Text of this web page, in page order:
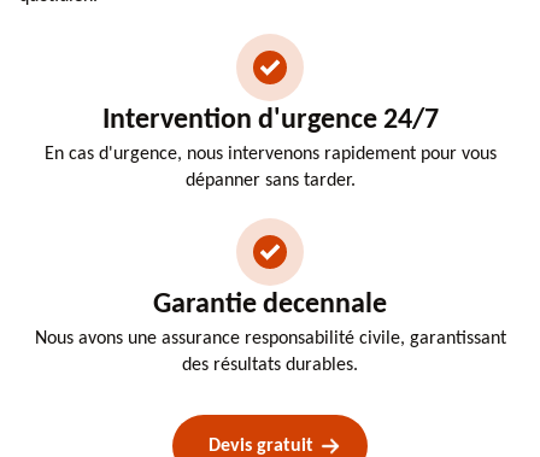
Intervention d'urgence 24/7
En cas d'urgence, nous intervenons rapidement pour vous
dépanner sans tarder.
Garantie decennale
Nous avons une assurance responsabilité civile, garantissant
des résultats durables.
Devis gratuit